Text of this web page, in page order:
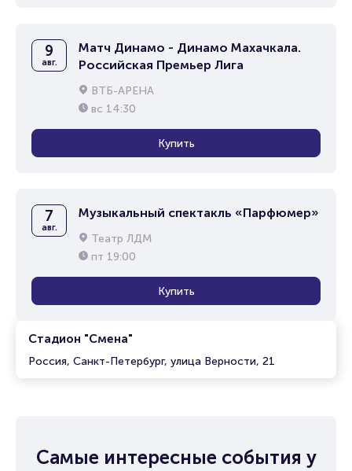
Стадион "Смена"
Россия, Санкт-Петербург, улица Верности, 21
9
авг.
Матч Динамо - Динамо Махачкала.
Российская Премьер Лига
ВТБ-АРЕНА
вс 14:30
Купить
7
авг.
Музыкальный спектакль «Парфюмер»
Театр ЛДМ
пт 19:00
Купить
Самые интересные события у